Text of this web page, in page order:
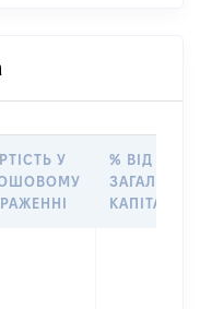
У
% ВІД
КАПІТАЛУ